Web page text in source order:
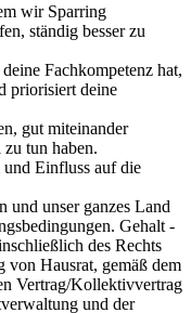
wir Sparring
ständig besser zu
Fachkompetenz hat,
priorisiert deine
gut miteinander
tun haben.
Einfluss auf die
und unser ganzes Land
Gehalt -
des Rechts
von Hausrat, gemäß dem
Vertrag/Kollektivvertrag
und der